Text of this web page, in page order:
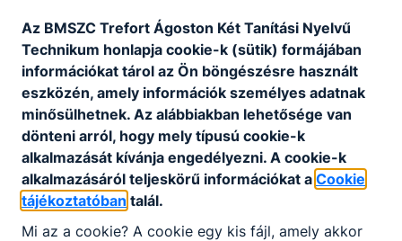
Ágazati alapvizsga eljárásrendje
AGAZATI_ALAPVIZSGA_ELJARASI_RENDJE
.pdf
Letöltés
Az BMSZC Trefort Ágoston Két Tanítási Nyelvű
Technikum honlapja cookie-k (sütik) formájában
információkat tárol az Ön böngészésre használt
eszközén, amely információk személyes adatnak
minősülhetnek. Az alábbiakban lehetősége van
dönteni arról, hogy mely típusú cookie-k
alkalmazását kívánja engedélyezni. A cookie-k
alkalmazásáról teljeskörű információkat a Cookie
tájékoztatóban talál.
Mi az a cookie? A cookie egy kis fájl, amely akkor